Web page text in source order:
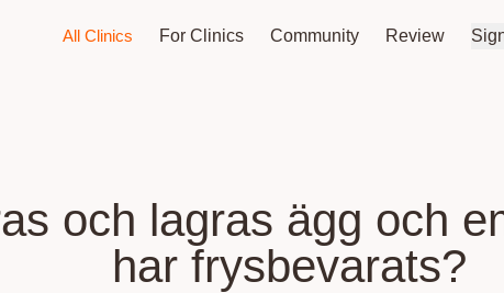
All Clinics For Clinics Community Review
och lagras ägg och
har frysbevarats?